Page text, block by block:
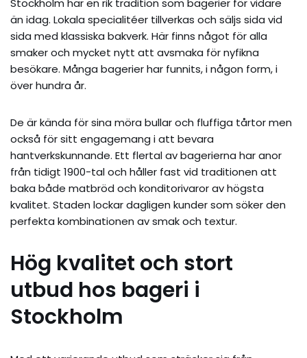
Stockholm har en rik tradition som bagerier för vidare
än idag. Lokala specialitéer tillverkas och säljs sida vid
sida med klassiska bakverk. Här finns något för alla
smaker och mycket nytt att avsmaka för nyfikna
besökare. Många bagerier har funnits, i någon form, i
över hundra år.
De är kända för sina möra bullar och fluffiga tårtor men
också för sitt engagemang i att bevara
hantverkskunnande. Ett flertal av bagerierna har anor
från tidigt 1900-tal och håller fast vid traditionen att
baka både matbröd och konditorivaror av högsta
kvalitet. Staden lockar dagligen kunder som söker den
perfekta kombinationen av smak och textur.
Hög kvalitet och stort
utbud hos bageri i
Stockholm